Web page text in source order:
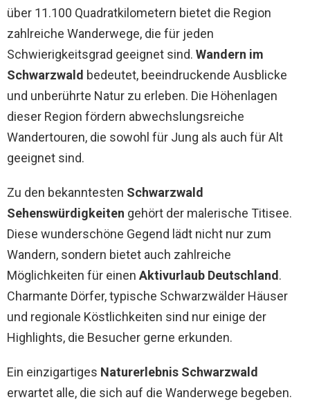
über 11.100 Quadratkilometern bietet die Region
zahlreiche Wanderwege, die für jeden
Schwierigkeitsgrad geeignet sind. Wandern im
Schwarzwald bedeutet, beeindruckende Ausblicke
und unberührte Natur zu erleben. Die Höhenlagen
dieser Region fördern abwechslungsreiche
Wandertouren, die sowohl für Jung als auch für Alt
geeignet sind.
Zu den bekanntesten Schwarzwald
Sehenswürdigkeiten gehört der malerische Titisee.
Diese wunderschöne Gegend lädt nicht nur zum
Wandern, sondern bietet auch zahlreiche
Möglichkeiten für einen Aktivurlaub Deutschland .
Charmante Dörfer, typische Schwarzwälder Häuser
und regionale Köstlichkeiten sind nur einige der
Highlights, die Besucher gerne erkunden.
Ein einzigartiges Naturerlebnis Schwarzwald
erwartet alle, die sich auf die Wanderwege begeben.